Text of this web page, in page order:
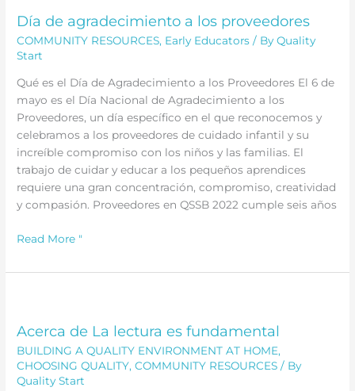
derivación
a
y
proveedores
Día de agradecimiento a los proveedores
COMMUNITY RESOURCES, Early Educators / ByQuality
Start
Qué es el Día de Agradecimiento a los Proveedores El 6 de
mayo es el Día Nacional de Agradecimiento a los
Proveedores, un día específico en el que reconocemos y
celebramos a los proveedores de cuidado infantil y su
increíble compromiso con los niños y las familias. El
trabajo de cuidar y educar a los pequeños aprendices
requiere una gran concentración, compromiso, creatividad
y compasión. Proveedores en QSSB 2022 cumple seis años
Día
Agradecimiento
Proveedores
Read More "
Acerca de La lectura es fundamental
BUILDING A QUALITY ENVIRONMENT AT HOME,
CHOOSING QUALITY,COMMUNITY RESOURCES / By
Quality Start